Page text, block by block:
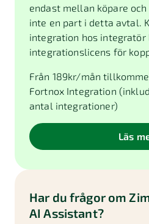
endast mellan köpare
inte en part i detta avtal.
integration hos integratör
integrationslicens för
Från 189kr/mån
Fortnox Integration
antal integrationer)
Läs
Har du frågor om
AI Assistant?